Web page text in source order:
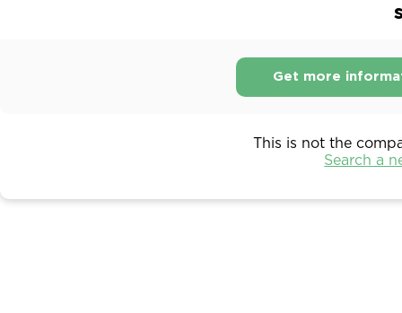
Get more
This is not the
Search a